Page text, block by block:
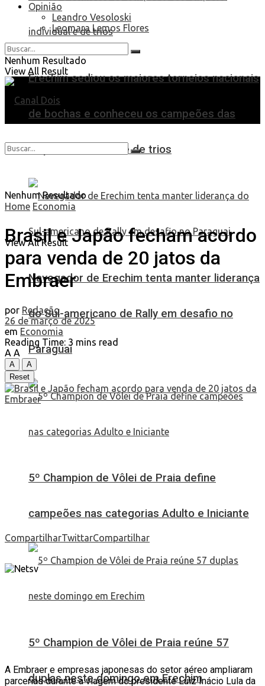
Erechim sediou os maiores torneios nacionais
de bochas e conheceu os campeões das
disputas individual e de trios
Navegador de Erechim tenta manter liderança
do Sul-americano de Rally em desafio no
Paraguai
5º Champion de Vôlei de Praia define
campeões nas categorias Adulto e Iniciante
5º Champion de Vôlei de Praia reúne 57
duplas neste domingo em Erechim
Opinião
Leandro Vesoloski
Leomara Lemos Flores
Nenhum Resultado
View All Result
Nenhum Resultado
View All Result
Home Economia
Brasil e Japão fecham acordo
para venda de 20 jatos da
Embraer
por Redação
26 de março de 2025
em Economia
Reading Time: 3 mins read
A A
A
A
Reset
CompartilharTwittarCompartilhar
A Embraer e empresas japonesas do setor aéreo ampliaram
parcerias durante a viagem do presidente Luiz Inácio Lula da